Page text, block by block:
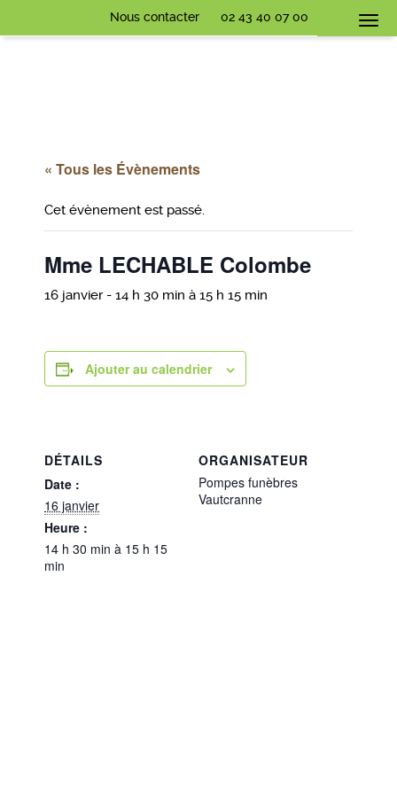
Nous contacter 02 43 40 07 00
« Tous les Évènements
Cet évènement est passé.
Mme LECHABLE Colombe
16 janvier - 14 h 30 min à 15 h 15 min
Ajouter au calendrier
DÉTAILS
Date :
16 janvier
Heure :
14 h 30 min à 15 h 15
min
ORGANISATEUR
Pompes funèbres
Vautcranne